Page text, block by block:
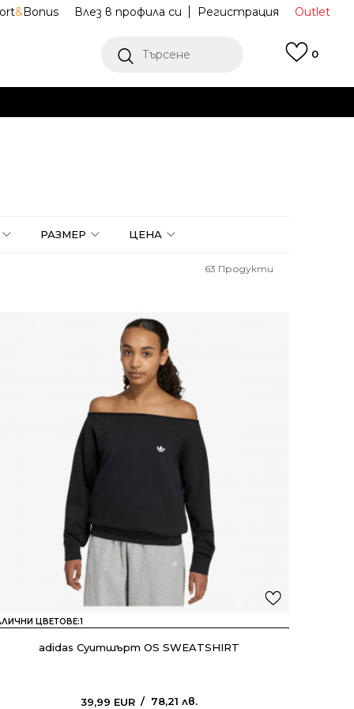
Outlet
Влез в профила си Регистрация
&Bonus
Търсене 0
РАЗМЕР ЦЕНА
63 Продукти
ЦВЕТОВЕ:1
adidas Суитшърт OS SWEATSHIRT
39,99 EUR 78,21 лв.